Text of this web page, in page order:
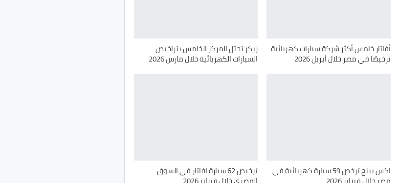
أفاتار خامس أكثر شركة سيارات كهربائية
ترخيصًا في مصر خلال أبريل 2026
زيكر تحتل المركز الخامس بتراخيص
السيارات الكهربائية خلال مارس 2026
اكس بينج ترخص 59 سيارة كهربائية في ترخيص 62 سيارة افاتار في السوق